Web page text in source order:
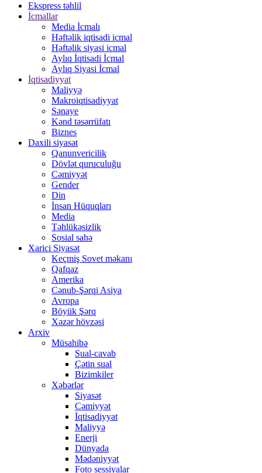
Ekspress təhlil
İcmallar
Media İcmalı
Həftəlik iqtisadi icmal
Həftəlik siyasi icmal
Aylıq İqtisadi İcmal
Aylıq Siyasi İcmal
İqtisadiyyat
Maliyyə
Makroiqtisadiyyat
Sənaye
Kənd təsərrüfatı
Biznes
Daxili siyasət
Qanunvericilik
Dövlət quruculuğu
Cəmiyyət
Gender
Din
İnsan Hüquqları
Media
Təhlükəsizlik
Sosial sahə
Xarici Siyasət
Keçmiş Sovet məkanı
Qafqaz
Amerika
Cənub-Şərqi Asiya
Avropa
Böyük Şərq
Xəzər hövzəsi
Arxiv
Müsahibə
Sual-cavab
Çətin sual
Bizimkiler
Xəbərlər
Siyasət
Cəmiyyət
İqtisadiyyat
Maliyyə
Enerji
Dünyada
Mədəniyyət
Foto sessiyalar